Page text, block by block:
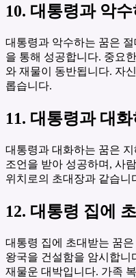
10. 대통령과 악
대통령과 악수하는 꿈은
을 통해 성공합니다. 중요
와 재물이 동반됩니다. 자
롭습니다.
11. 대통령과 대
대통령과 대화하는 꿈은
조언을 받아 성공하며, 사
위치로의 초대장과 같습니
12. 대통령 집에
대통령 집에 초대받는 꿈
왕국을 건설함을 암시합니
재물운 대박입니다. 가족